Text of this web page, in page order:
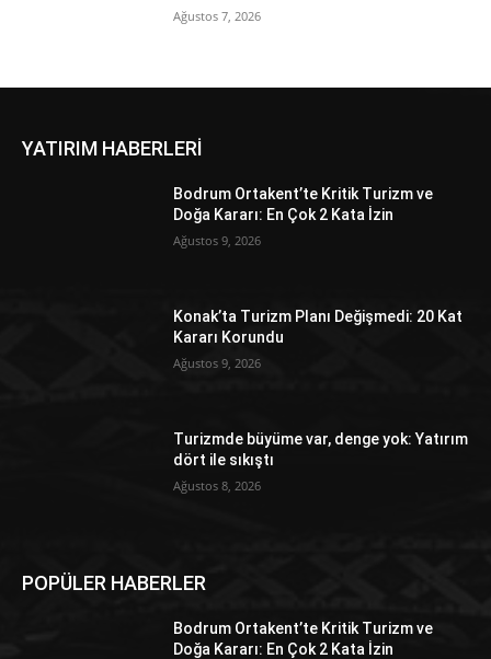
Ağustos 7, 2026
YATIRIM HABERLERİ
Bodrum Ortakent’te Kritik Turizm ve
Doğa Kararı: En Çok 2 Kata İzin
Ağustos 9, 2026
Konak’ta Turizm Planı Değişmedi: 20 Kat
Kararı Korundu
Ağustos 9, 2026
Turizmde büyüme var, denge yok: Yatırım
dört ile sıkıştı
Ağustos 8, 2026
POPÜLER HABERLER
Bodrum Ortakent’te Kritik Turizm ve
Doğa Kararı: En Çok 2 Kata İzin